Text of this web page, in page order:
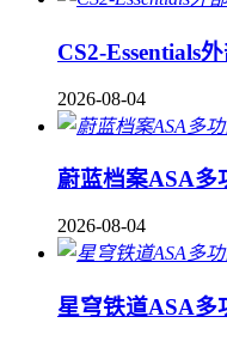
CS2-Essentials
2026-08-04
蔚蓝档案ASA多
2026-08-04
星穹铁道ASA多